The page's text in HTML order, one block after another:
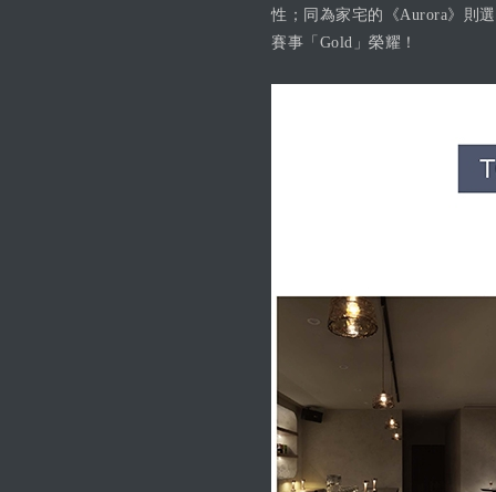
性；同為家宅的《Aurora》則
賽事「Gold」榮耀！